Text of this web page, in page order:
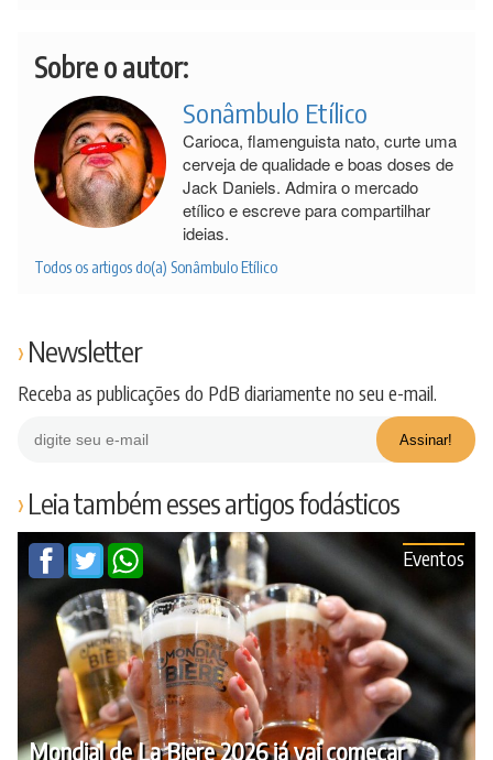
Sobre o autor:
Sonâmbulo Etílico
Carioca, flamenguista nato, curte uma
cerveja de qualidade e boas doses de
Jack Daniels. Admira o mercado
etílico e escreve para compartilhar
ideias.
Todos os artigos do(a) Sonâmbulo Etílico
Newsletter
Receba as publicações do PdB diariamente no seu e-mail.
Leia também esses artigos fodásticos
Mondial de La Biere 2026 já vai começar
Eventos